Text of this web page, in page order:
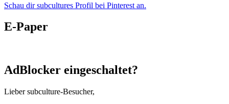
Schau dir subcultures Profil bei Pinterest an.
E-Paper
AdBlocker eingeschaltet?
Lieber subculture-Besucher,